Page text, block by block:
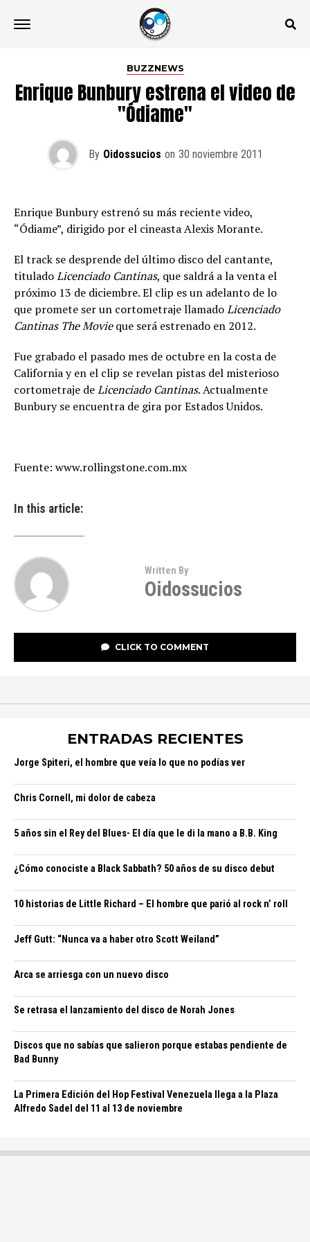
BUZZNEWS
Enrique Bunbury estrena el video de
"Ódiame"
By Oidossucios on 30 noviembre 2011
Enrique Bunbury estrenó su más reciente video,
“Ódiame”, dirigido por el cineasta Alexis Morante.
El track se desprende del último disco del cantante,
tituladoLicenciado Cantinas, que saldrá a la venta el
próximo 13 de diciembre. El clip es un adelanto de lo
que promete ser un cortometraje llamadoLicenciado
Cantinas The Movieque será estrenado en 2012.
Fue grabado el pasado mes de octubre en la costa de
California y en el clip se revelan pistas del misterioso
cortometraje deLicenciado Cantinas. Actualmente
Bunbury se encuentra de gira por Estados Unidos.
Fuente: www.rollingstone.com.mx
In this article:
Written By
Oidossucios
CLICK TO COMMENT
ENTRADAS RECIENTES
Jorge Spiteri, el hombre que veía lo que no podías ver
Chris Cornell, mi dolor de cabeza
5 años sin el Rey del Blues- El día que le di la mano a B.B. King
¿Cómo conociste a Black Sabbath? 50 años de su disco debut
10 historias de Little Richard – El hombre que parió al rock n’ roll
Jeff Gutt: “Nunca va a haber otro Scott Weiland”
Arca se arriesga con un nuevo disco
Se retrasa el lanzamiento del disco de Norah Jones
Discos que no sabías que salieron porque estabas pendiente de
Bad Bunny
La Primera Edición del Hop Festival Venezuela llega a la Plaza
Alfredo Sadel del 11 al 13 de noviembre